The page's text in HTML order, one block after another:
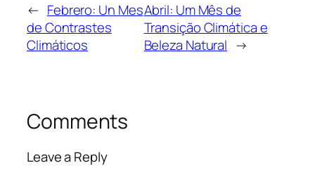
← Febrero: Un Mes
de Contrastes
Climáticos
Abril: Um Mês de
Transição Climática e
Beleza Natural →
Comments
Leave a Reply